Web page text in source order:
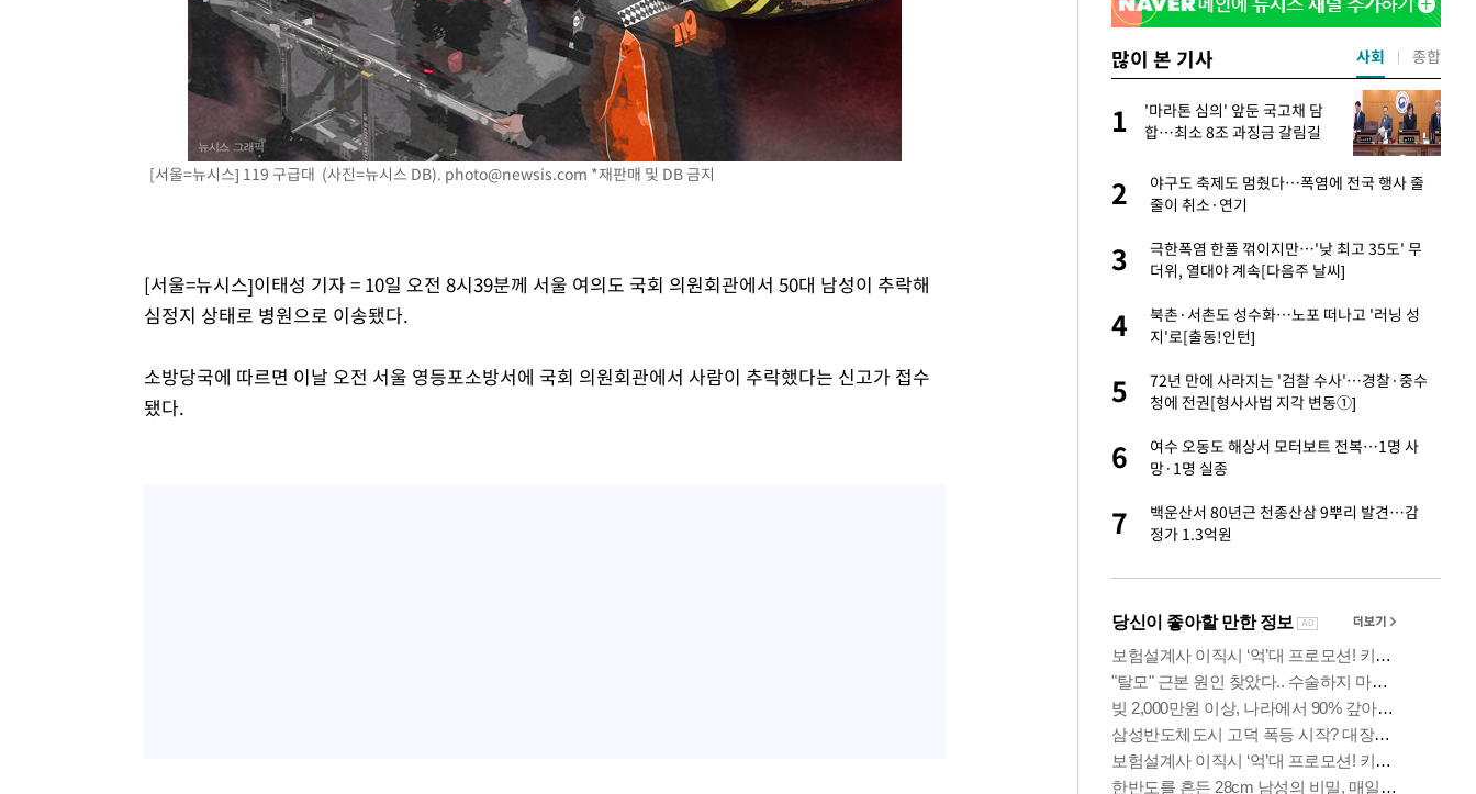
[속보]'압수수색·성접대 논란' 축구협회 "실망과 걱정 안겨드려 죄
'최고 37도' 폭염 지속…강원동해안 최대 150㎜ 비
[속보]뉴욕증시 상승 마감…S&P 0.6% 나스닥 1.3%↑
[서울=뉴시스] 119 구급대 (사진=뉴시스 DB). photo@newsis.com *재판매 및 DB 금지
[서울=뉴시스]이태성 기자 = 10일 오전 8시39분께 서울 여의도 국회 의원회관에서 50대 남성이 추락해
심정지 상태로 병원으로 이송됐다.
소방당국에 따르면 이날 오전 서울 영등포소방서에 국회 의원회관에서 사람이 추락했다는 신고가 접수
됐다.
많이 본 기사
1
5
휴머노이드부터 AI공장까지…제조업 바꾸는
1
'마라톤 심의' 앞둔 국고채 담
합…최소 8조 과징금 갈림길
2
야구도 축제도 멈췄다…폭염에 전국 행사 줄
줄이 취소·연기
3
극한폭염 한풀 꺾이지만…'낮 최고 35도' 무
더위, 열대야 계속[다음주 날씨]
4
북촌·서촌도 성수화…노포 떠나고 '러닝 성
지'로[출동!인턴]
5
72년 만에 사라지는 '검찰 수사'…경찰·중수
청에 전권[형사사법 지각 변동①]
6
여수 오동도 해상서 모터보트 전복…1명 사
망·1명 실종
7
백운산서 80년근 천종산삼 9뿌리 발견…감
정가 1.3억원
사회 종합